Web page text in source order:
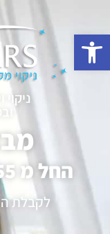
החל מ 55 ₪ למטר רץ בלבד!
לקבלת
פתח סרגל נגישות